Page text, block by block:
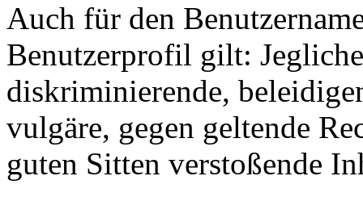
Auch für den
Benutzerprofil gilt:
diskriminierende,
vulgäre, gegen geltende
guten Sitten verstoßende